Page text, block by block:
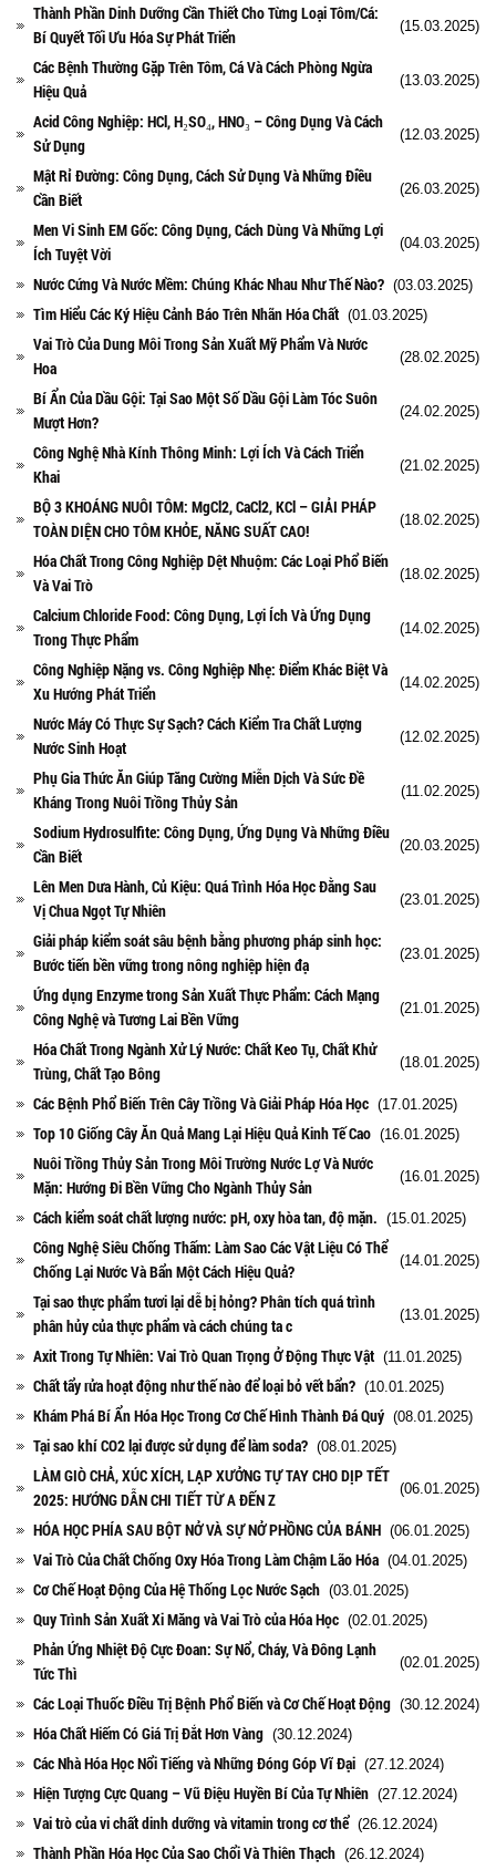
Thành Phần Dinh Dưỡng Cần Thiết Cho Từng Loại Tôm/Cá:
Bí Quyết Tối Ưu Hóa Sự Phát Triển
(15.03.2025)
Các Bệnh Thường Gặp Trên Tôm, Cá Và Cách Phòng Ngừa
Hiệu Quả
(13.03.2025)
Acid Công Nghiệp: HCl, H₂SO₄, HNO₃ – Công Dụng Và Cách
Sử Dụng
(12.03.2025)
Mật Rỉ Đường: Công Dụng, Cách Sử Dụng Và Những Điều
Cần Biết
(26.03.2025)
Men Vi Sinh EM Gốc: Công Dụng, Cách Dùng Và Những Lợi
Ích Tuyệt Vời
(04.03.2025)
Nước Cứng Và Nước Mềm: Chúng Khác Nhau Như Thế Nào? (03.03.2025)
Tìm Hiểu Các Ký Hiệu Cảnh Báo Trên Nhãn Hóa Chất (01.03.2025)
Vai Trò Của Dung Môi Trong Sản Xuất Mỹ Phẩm Và Nước
Hoa
(28.02.2025)
Bí Ẩn Của Dầu Gội: Tại Sao Một Số Dầu Gội Làm Tóc Suôn
Mượt Hơn?
(24.02.2025)
Công Nghệ Nhà Kính Thông Minh: Lợi Ích Và Cách Triển
Khai
(21.02.2025)
BỘ 3 KHOÁNG NUÔI TÔM: MgCl2, CaCl2, KCl – GIẢI PHÁP
TOÀN DIỆN CHO TÔM KHỎE, NĂNG SUẤT CAO!
(18.02.2025)
Hóa Chất Trong Công Nghiệp Dệt Nhuộm: Các Loại Phổ Biến
Và Vai Trò
(18.02.2025)
Calcium Chloride Food: Công Dụng, Lợi Ích Và Ứng Dụng
Trong Thực Phẩm
(14.02.2025)
Công Nghiệp Nặng vs. Công Nghiệp Nhẹ: Điểm Khác Biệt Và
Xu Hướng Phát Triển
(14.02.2025)
Nước Máy Có Thực Sự Sạch? Cách Kiểm Tra Chất Lượng
Nước Sinh Hoạt
(12.02.2025)
Phụ Gia Thức Ăn Giúp Tăng Cường Miễn Dịch Và Sức Đề
Kháng Trong Nuôi Trồng Thủy Sản
(11.02.2025)
Sodium Hydrosulfite: Công Dụng, Ứng Dụng Và Những Điều
Cần Biết
(20.03.2025)
Lên Men Dưa Hành, Củ Kiệu: Quá Trình Hóa Học Đằng Sau
Vị Chua Ngọt Tự Nhiên
(23.01.2025)
Giải pháp kiểm soát sâu bệnh bằng phương pháp sinh học:
Bước tiến bền vững trong nông nghiệp hiện đạ
(23.01.2025)
Ứng dụng Enzyme trong Sản Xuất Thực Phẩm: Cách Mạng
Công Nghệ và Tương Lai Bền Vững
(21.01.2025)
Hóa Chất Trong Ngành Xử Lý Nước: Chất Keo Tụ, Chất Khử
Trùng, Chất Tạo Bông
(18.01.2025)
Các Bệnh Phổ Biến Trên Cây Trồng Và Giải Pháp Hóa Học (17.01.2025)
Top 10 Giống Cây Ăn Quả Mang Lại Hiệu Quả Kinh Tế Cao (16.01.2025)
Nuôi Trồng Thủy Sản Trong Môi Trường Nước Lợ Và Nước
Mặn: Hướng Đi Bền Vững Cho Ngành Thủy Sản
(16.01.2025)
Cách kiểm soát chất lượng nước: pH, oxy hòa tan, độ mặn. (15.01.2025)
Công Nghệ Siêu Chống Thấm: Làm Sao Các Vật Liệu Có Thể
Chống Lại Nước Và Bẩn Một Cách Hiệu Quả?
(14.01.2025)
Tại sao thực phẩm tươi lại dễ bị hỏng? Phân tích quá trình
phân hủy của thực phẩm và cách chúng ta c
(13.01.2025)
Axit Trong Tự Nhiên: Vai Trò Quan Trọng Ở Động Thực Vật (11.01.2025)
Chất tẩy rửa hoạt động như thế nào để loại bỏ vết bẩn? (10.01.2025)
Khám Phá Bí Ẩn Hóa Học Trong Cơ Chế Hình Thành Đá Quý (08.01.2025)
Tại sao khí CO2 lại được sử dụng để làm soda? (08.01.2025)
LÀM GIÒ CHẢ, XÚC XÍCH, LẠP XƯỞNG TỰ TAY CHO DỊP TẾT
2025: HƯỚNG DẪN CHI TIẾT TỪ A ĐẾN Z
(06.01.2025)
HÓA HỌC PHÍA SAU BỘT NỞ VÀ SỰ NỞ PHỒNG CỦA BÁNH (06.01.2025)
Vai Trò Của Chất Chống Oxy Hóa Trong Làm Chậm Lão Hóa (04.01.2025)
Cơ Chế Hoạt Động Của Hệ Thống Lọc Nước Sạch (03.01.2025)
Quy Trình Sản Xuất Xi Măng và Vai Trò của Hóa Học (02.01.2025)
Phản Ứng Nhiệt Độ Cực Đoan: Sự Nổ, Cháy, Và Đông Lạnh
Tức Thì
(02.01.2025)
Các Loại Thuốc Điều Trị Bệnh Phổ Biến và Cơ Chế Hoạt Động (30.12.2024)
Hóa Chất Hiếm Có Giá Trị Đắt Hơn Vàng (30.12.2024)
Các Nhà Hóa Học Nổi Tiếng và Những Đóng Góp Vĩ Đại (27.12.2024)
Hiện Tượng Cực Quang – Vũ Điệu Huyền Bí Của Tự Nhiên (27.12.2024)
Vai trò của vi chất dinh dưỡng và vitamin trong cơ thể (26.12.2024)
Thành Phần Hóa Học Của Sao Chổi Và Thiên Thạch (26.12.2024)